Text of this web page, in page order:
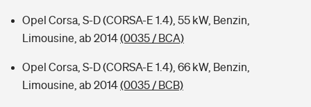
Opel Corsa, S-D (CORSA-E 1.4), 55 kW, Benzin,
Limousine, ab 2014(0035 / BCA)
Opel Corsa, S-D (CORSA-E 1.4), 66 kW, Benzin,
Limousine, ab 2014(0035 / BCB)